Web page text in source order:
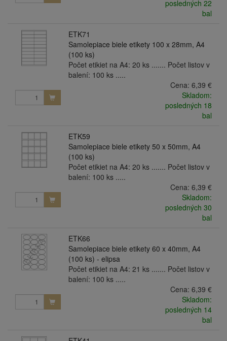
posledných 22
bal
ETK71
Samolepiace biele etikety 100 x 28mm, A4
(100 ks)
Počet etikiet na A4: 20 ks ....... Počet listov v
balení: 100 ks .....
Cena: 6,39 €
Skladom:
posledných 18
bal
ETK59
Samolepiace biele etikety 50 x 50mm, A4
(100 ks)
Počet etikiet na A4: 20 ks ....... Počet listov v
balení: 100 ks .....
Cena: 6,39 €
Skladom:
posledných 30
bal
ETK66
Samolepiace biele etikety 60 x 40mm, A4
(100 ks) - elipsa
Počet etikiet na A4: 21 ks ....... Počet listov v
balení: 100 ks .....
Cena: 6,39 €
Skladom:
posledných 14
bal